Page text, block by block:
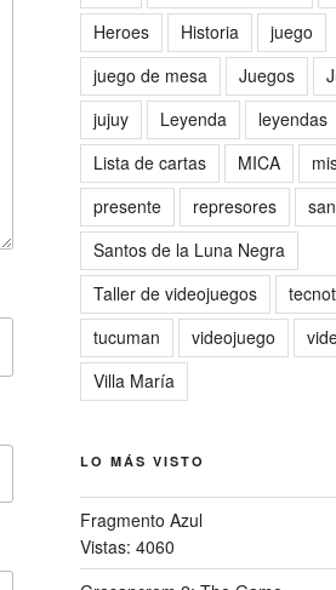
Heroes
Historia
juego
juego de mesa
Juegos
jujuy
Leyenda
leyendas
Lista de cartas
MICA
presente
represores
Santos de la Luna Negra
Taller de videojuegos
tucuman
videojuego
Villa María
LO MÁS VISTO
Fragmento Azul
Vistas: 4060